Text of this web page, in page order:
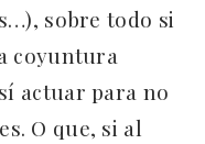
sobre todo si
coyuntura
actuar para no
O que, si al